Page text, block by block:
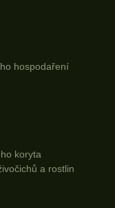
hospodaření
koryta
a rostlin